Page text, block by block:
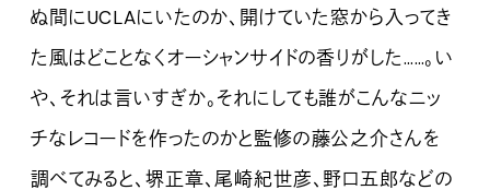
ぬ間にUCLAにいたのか、開けていた窓から入ってき
た風はどことなくオーシャンサイドの香りがした……。い
や、それは言いすぎか。それにしても誰がこんなニッ
チなレコードを作ったのかと監修の藤公之介さんを
調べてみると、堺正章、尾崎紀世彦、野口五郎などの